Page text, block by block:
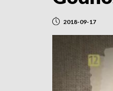
2018-09-17